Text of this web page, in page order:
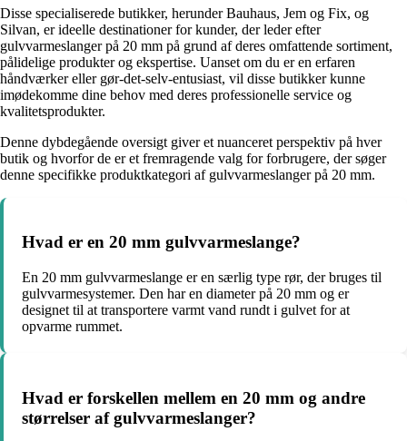
Disse specialiserede butikker, herunder Bauhaus, Jem og Fix, og
Silvan, er ideelle destinationer for kunder, der leder efter
gulvvarmeslanger på 20 mm på grund af deres omfattende sortiment,
pålidelige produkter og ekspertise. Uanset om du er en erfaren
håndværker eller gør-det-selv-entusiast, vil disse butikker kunne
imødekomme dine behov med deres professionelle service og
kvalitetsprodukter.
Denne dybdegående oversigt giver et nuanceret perspektiv på hver
butik og hvorfor de er et fremragende valg for forbrugere, der søger
denne specifikke produktkategori af gulvvarmeslanger på 20 mm.
Hvad er en 20 mm gulvvarmeslange?
En 20 mm gulvvarmeslange er en særlig type rør, der bruges til
gulvvarmesystemer. Den har en diameter på 20 mm og er
designet til at transportere varmt vand rundt i gulvet for at
opvarme rummet.
Hvad er forskellen mellem en 20 mm og andre
størrelser af gulvvarmeslanger?